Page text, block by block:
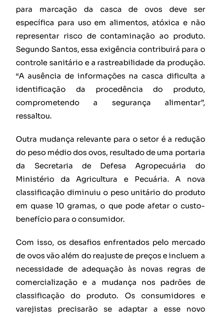
para marcação da casca de ovos deve ser
específica para uso em alimentos, atóxica e não
representar risco de contaminação ao produto.
Segundo Santos, essa exigência contribuirá para o
controle sanitário e a rastreabilidade da produção.
“A ausência de informações na casca dificulta a
identificação da procedência do produto,
comprometendo a segurança alimentar”,
ressaltou.
Outra mudança relevante para o setor é a redução
do peso médio dos ovos, resultado de uma portaria
da Secretaria de Defesa Agropecuária do
Ministério da Agricultura e Pecuária. A nova
classificação diminuiu o peso unitário do produto
em quase 10 gramas, o que pode afetar o custo-
benefício para o consumidor.
Com isso, os desafios enfrentados pelo mercado
de ovos vão além do reajuste de preços e incluem a
necessidade de adequação às novas regras de
comercialização e a mudança nos padrões de
classificação do produto. Os consumidores e
varejistas precisarão se adaptar a esse novo